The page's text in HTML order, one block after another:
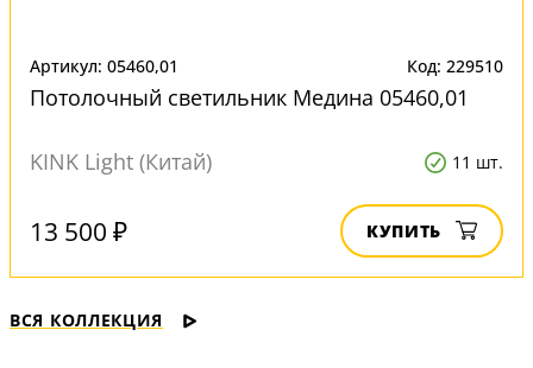
Артикул: 05460,01 Код: 229510
Потолочный светильник Медина 05460,01
KINK Light (Китай) 11 шт.
13 500 ₽ КУПИТЬ
ВСЯ КОЛЛЕКЦИЯ